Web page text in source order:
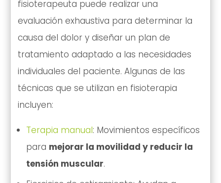
fisioterapeuta puede realizar una
evaluación exhaustiva para determinar la
causa del dolor y diseñar un plan de
tratamiento adaptado a las necesidades
individuales del paciente. Algunas de las
técnicas que se utilizan en fisioterapia
incluyen:
Terapia manual: Movimientos específicos
para mejorar la movilidad y reducir la
tensión muscular.